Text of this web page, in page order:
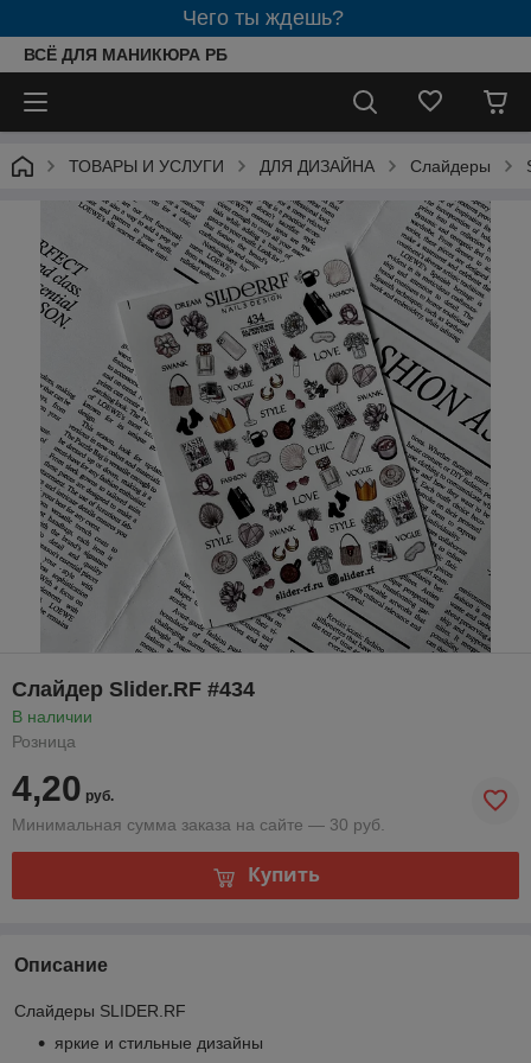
Чего ты ждешь?
ВСЁ ДЛЯ МАНИКЮРА РБ
ТОВАРЫ И УСЛУГИ ДЛЯ ДИЗАЙНА Слайдеры
Слайдер Slider.RF #434
В наличии
Розница
4,20 руб.
Минимальная сумма заказа на сайте — 30 руб.
Купить
Описание
Слайдеры SLIDER.RF
яркие и стильные дизайны